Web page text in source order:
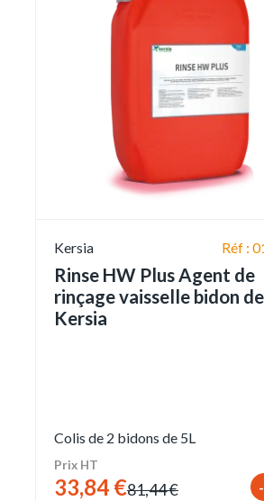
Kersia Réf :
Rinse HW Plus Agent de
rinçage vaisselle bidon
Kersia
Colis de 2 bidons de 5L
Prix HT
33,84 €81,44 €